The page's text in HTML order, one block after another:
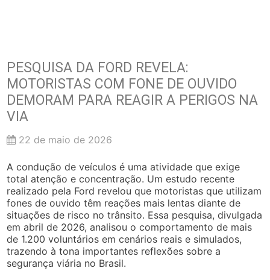
PESQUISA DA FORD REVELA:
MOTORISTAS COM FONE DE OUVIDO
DEMORAM PARA REAGIR A PERIGOS NA
VIA
22 de maio de 2026
A condução de veículos é uma atividade que exige
total atenção e concentração. Um estudo recente
realizado pela Ford revelou que motoristas que utilizam
fones de ouvido têm reações mais lentas diante de
situações de risco no trânsito. Essa pesquisa, divulgada
em abril de 2026, analisou o comportamento de mais
de 1.200 voluntários em cenários reais e simulados,
trazendo à tona importantes reflexões sobre a
segurança viária no Brasil.